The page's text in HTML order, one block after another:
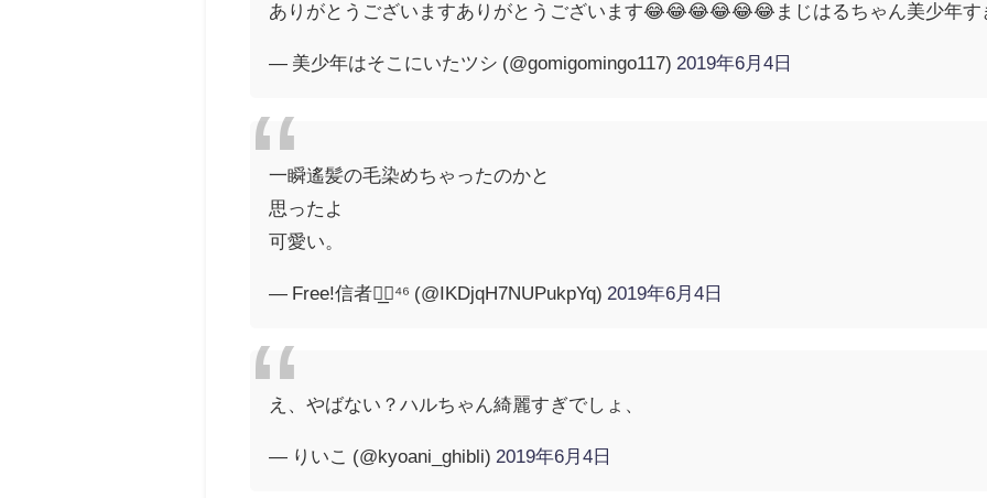
ありがとうございますありがとうございます😂😂😂😂😂😂まじはるちゃん美少年す
— 美少年はそこにいたツシ (@gomigomingo117) 2019年6月4日
一瞬遙髪の毛染めちゃったのかと
思ったよ
可愛い。
— Free!信者◢͟￨⁴⁶ (@IKDjqH7NUPukpYq) 2019年6月4日
え、やばない？ハルちゃん綺麗すぎでしょ、
— りいこ (@kyoani_ghibli) 2019年6月4日